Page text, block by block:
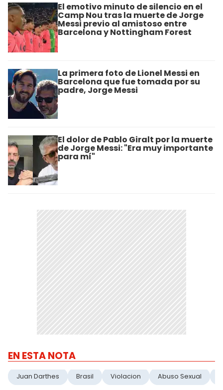
El emotivo minuto de silencio en el
Camp Nou tras la muerte de Jorge
Messi previo al amistoso entre
Barcelona y Nottingham Forest
La primera foto de Lionel Messi en
Barcelona que fue tomada por su
padre, Jorge Messi
El dolor de Pablo Giralt por la muerte
de Jorge Messi: "Era muy importante
para mí"
EN ESTA NOTA
Juan Darthes Brasil Violacion Abuso Sexual